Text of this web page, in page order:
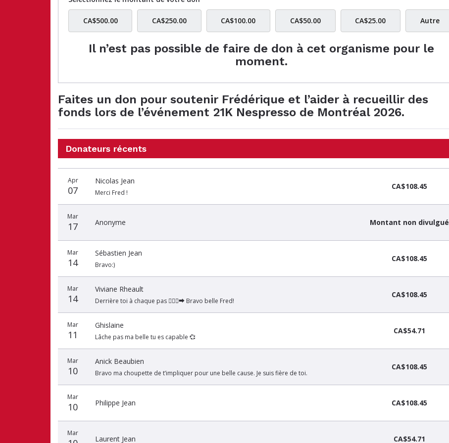
CA$500.00 CA$250.00 CA$100.00 CA$50.00 CA$25.00 Autre
Il n’est pas possible de faire de don à cet organisme pour le
moment.
Faites un don pour soutenir Frédérique et l’aider à recueillir des
fonds lors de l’événement 21K Nespresso de Montréal 2026.
Donateurs récents
don
donateur
don
Apr
07
Nicolas Jean
Merci Fred !
CA$108.45
Mar
17 Anonyme Montant non divulgué
Mar
14
Sébastien Jean
Bravo:)
CA$108.45
Mar
14
Viviane Rheault
Derrière toi à chaque pas 🏃🏻‍♀️‍➡️ Bravo belle Fred!
CA$108.45
Mar
11
Ghislaine
Lâche pas ma belle tu es capable 💞
CA$54.71
Mar
10
Anick Beaubien
Bravo ma choupette de t’impliquer pour une belle cause. Je suis fière de toi.
CA$108.45
Mar
10 Philippe Jean CA$108.45
Mar
Laurent Jean CA$54.71